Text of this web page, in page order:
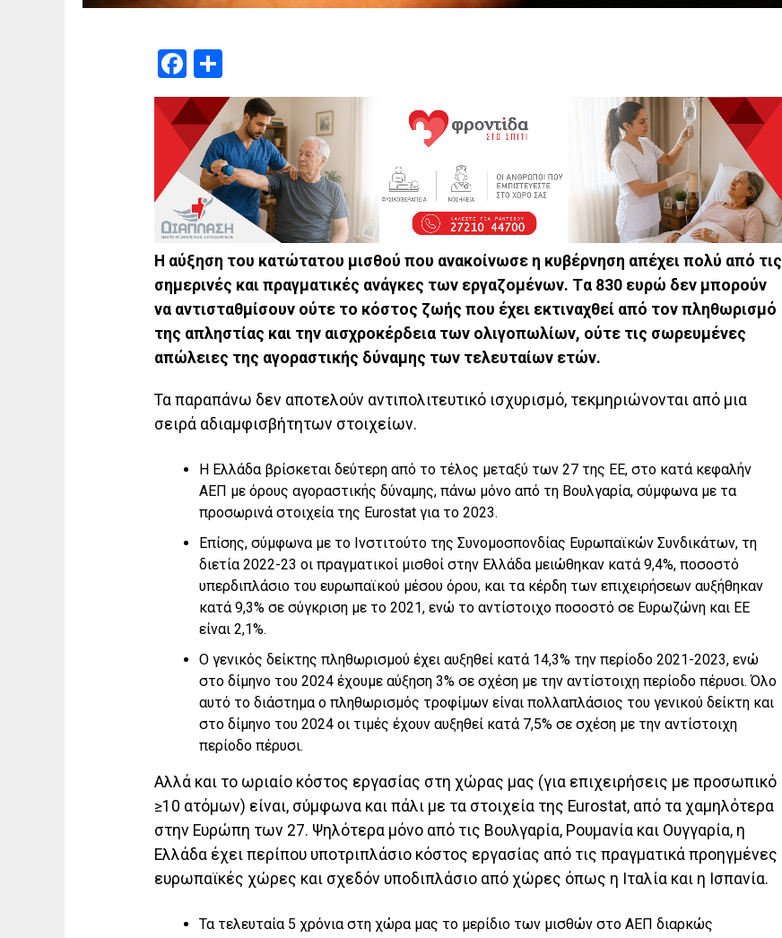
Facebook
Η αύξηση του κατώτατου μισθού που ανακοίνωσε η κυβέρνηση απέχει πολύ από τις
σημερινές και πραγματικές ανάγκες των εργαζομένων. Tα 830 ευρώ δεν μπορούν
να αντισταθμίσουν ούτε το κόστος ζωής που έχει εκτιναχθεί από τον πληθωρισμό
της απληστίας και την αισχροκέρδεια των ολιγοπωλίων, ούτε τις σωρευμένες
απώλειες της αγοραστικής δύναμης των τελευταίων ετών.
Τα παραπάνω δεν αποτελούν αντιπολιτευτικό ισχυρισμό, τεκμηριώνονται από μια
σειρά αδιαμφισβήτητων στοιχείων.
Η Ελλάδα βρίσκεται δεύτερη από το τέλος μεταξύ των 27 της ΕΕ, στο κατά κεφαλήν
ΑΕΠ με όρους αγοραστικής δύναμης, πάνω μόνο από τη Βουλγαρία, σύμφωνα με τα
προσωρινά στοιχεία της Eurostat για το 2023.
Επίσης, σύμφωνα με το Ινστιτούτο της Συνομοσπονδίας Ευρωπαϊκών Συνδικάτων, τη
διετία 2022-23 οι πραγματικοί μισθοί στην Ελλάδα μειώθηκαν κατά 9,4%, ποσοστό
υπερδιπλάσιο του ευρωπαϊκού μέσου όρου, και τα κέρδη των επιχειρήσεων αυξήθηκαν
κατά 9,3% σε σύγκριση με το 2021, ενώ το αντίστοιχο ποσοστό σε Ευρωζώνη και ΕΕ
είναι 2,1%.
Ο γενικός δείκτης πληθωρισμού έχει αυξηθεί κατά 14,3% την περίοδο 2021-2023, ενώ
στο δίμηνο του 2024 έχουμε αύξηση 3% σε σχέση με την αντίστοιχη περίοδο πέρυσι. Όλο
αυτό το διάστημα ο πληθωρισμός τροφίμων είναι πολλαπλάσιος του γενικού δείκτη και
στο δίμηνο του 2024 οι τιμές έχουν αυξηθεί κατά 7,5% σε σχέση με την αντίστοιχη
περίοδο πέρυσι.
Αλλά και το ωριαίο κόστος εργασίας στη χώρας μας (για επιχειρήσεις με προσωπικό
≥10 ατόμων) είναι, σύμφωνα και πάλι με τα στοιχεία της Eurostat, από τα χαμηλότερα
στην Ευρώπη των 27. Ψηλότερα μόνο από τις Βουλγαρία, Ρουμανία και Ουγγαρία, η
Ελλάδα έχει περίπου υποτριπλάσιο κόστος εργασίας από τις πραγματικά προηγμένες
ευρωπαϊκές χώρες και σχεδόν υποδιπλάσιο από χώρες όπως η Ιταλία και η Ισπανία.
Τα τελευταία 5 χρόνια στη χώρα μας το μερίδιο των μισθών στο ΑΕΠ διαρκώς